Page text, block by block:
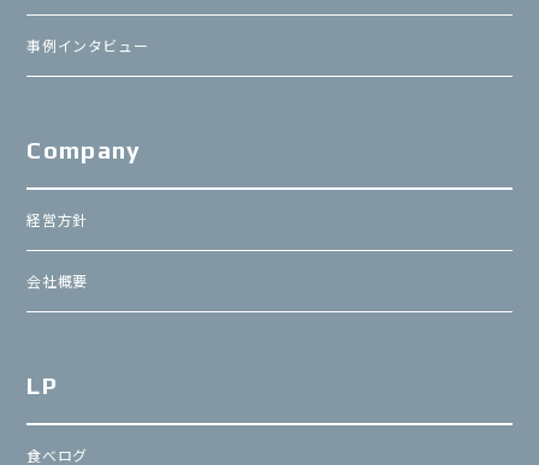
事例インタビュー
Company
経営方針
会社概要
LP
食べログ